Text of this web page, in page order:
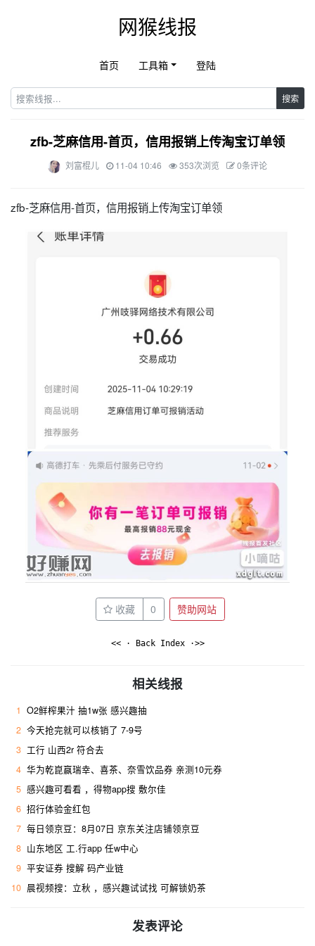
网猴线报
首页 工具箱 登陆
搜索
zfb-芝麻信用-首页，信用报销上传淘宝订单领
刘富棍儿 11-04 10:46 353次浏览 0条评论
zfb-芝麻信用-首页，信用报销上传淘宝订单领
收藏 0 赞助网站
<< · Back Index ·>>
相关线报
1 O2鲜榨果汁 抽1w张 感兴趣抽
2 今天抢完就可以核销了 7-9号
3 工行 山西2r 符合去 ​
4 华为乾崑赢瑞幸、喜茶、奈雪饮品券 亲测10元券
5 感兴趣可看看 ，得物app搜 敷尔佳
6 招行体验金红包
7 每日领京豆：8月07日 京东关注店铺领京豆
8 山东地区 工.行app 任w中心
9 平安证券 搜解 码产业链
10 晨视频搜：立秋 ，感兴趣试试找 可解锁奶茶
发表评论